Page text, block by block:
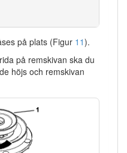
på plats (Figur 11).
på remskivan ska du
höjs och remskivan